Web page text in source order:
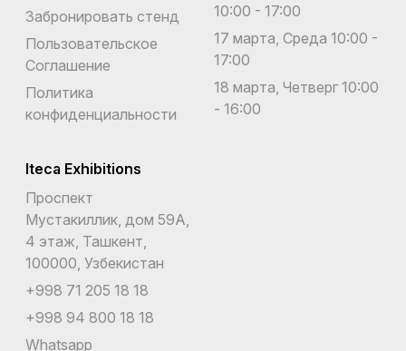
Забронировать стенд
Пользовательское
Соглашение
Политика
конфиденциальности
10:00 - 17:00
17 марта, Среда 10:00 -
17:00
18 марта, Четверг 10:00
- 16:00
Iteca Exhibitions
Проспект
Мустакиллик, дом 59А,
4 этаж, Ташкент,
100000, Узбекистан
+998 71 205 18 18
+998 94 800 18 18
Whatsapp